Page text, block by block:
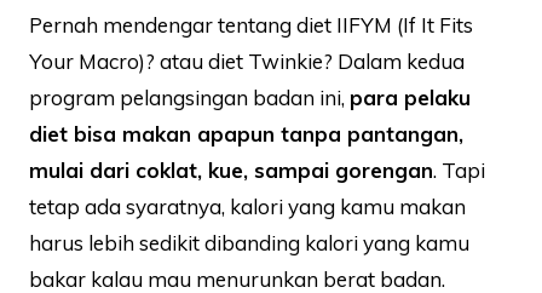
Pernah mendengar tentang diet IIFYM (If It Fits
Your Macro)? atau diet Twinkie? Dalam kedua
program pelangsingan badan ini, para pelaku
diet bisa makan apapun tanpa pantangan,
mulai dari coklat, kue, sampai gorengan. Tapi
tetap ada syaratnya, kalori yang kamu makan
harus lebih sedikit dibanding kalori yang kamu
bakar kalau mau menurunkan berat badan.